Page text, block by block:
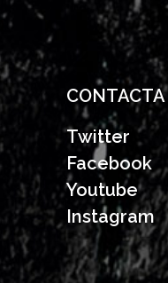
Twitter
Facebook
Youtube
Instagram